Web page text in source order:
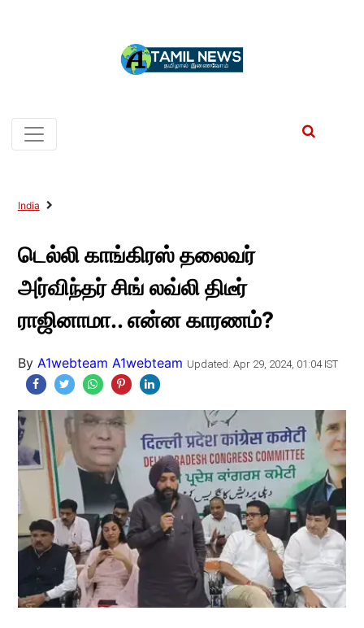
India
டெல்லி காங்கிரஸ் தலைவர்
அர்விந்தர் சிங் லவ்லி திடீர்
ராஜினாமா.. என்ன காரணம்?
By A1webteam A1webteam Updated: Apr 29, 2024, 01:04 IST